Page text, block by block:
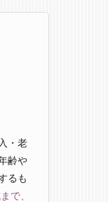
・老
齢や
るも
で、